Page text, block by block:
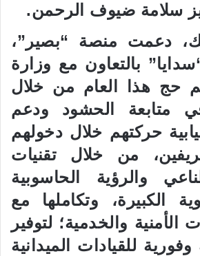
سلامة ضيوف الرحمن.
دعمت منصة “بصير”،
بالتعاون مع وزارة
حج هذا العام من خلال
متابعة الحشود ودعم
حركتهم خلال دخولهم
من خلال تقنيات
والرؤية الحاسوبية
الكبيرة، وتكاملها مع
والخدمية؛ لتوفير
للقيادات الميدانية